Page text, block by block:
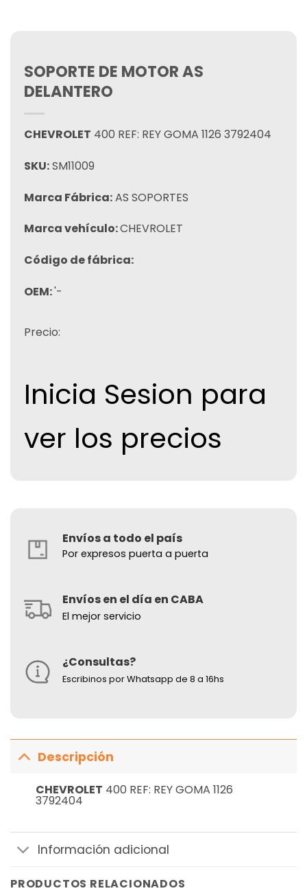
SOPORTE DE MOTOR AS
DELANTERO
CHEVROLET 400 REF: REY GOMA 1126 3792404
SKU:SM11009
Marca Fábrica:AS SOPORTES
Marca vehículo:CHEVROLET
Código de fábrica:
OEM:'-
Precio:
Inicia Sesion para
ver los precios
Envíos a todo el país
Por expresos puerta a puerta
Envíos en el día en CABA
El mejor servicio
¿Consultas?
Escribinos por Whatsapp de 8 a 16hs
Descripción
CHEVROLET 400 REF: REY GOMA 1126
3792404
Información adicional
PRODUCTOS RELACIONADOS